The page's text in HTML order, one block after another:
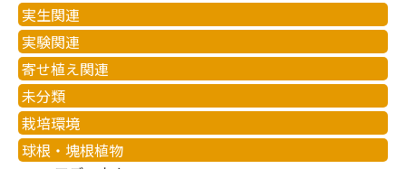
実生関連
実験関連
寄せ植え関連
未分類
栽培環境
球根・塊根植物